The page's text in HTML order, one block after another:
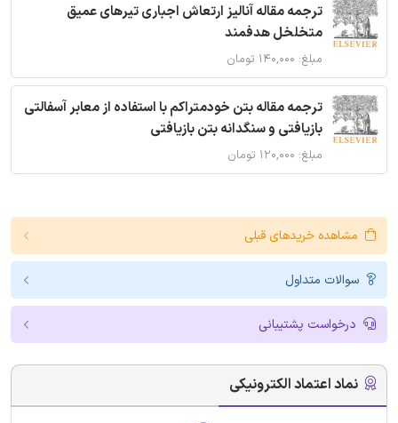
ترجمه مقاله آنالیز ارتعاش اجباری تیرهای عمیق
متخلخل هدفمند
مبلغ: ۱۴۰,۰۰۰ تومان
ترجمه مقاله بتن خودمتراکم با استفاده از معابر آسفالتی
بازیافتی و سنگدانه بتن بازیافتی
مبلغ: ۱۲۰,۰۰۰ تومان
مشاهده خریدهای قبلی
سوالات متداول
درخواست پشتیبانی
نماد اعتماد الکترونیکی